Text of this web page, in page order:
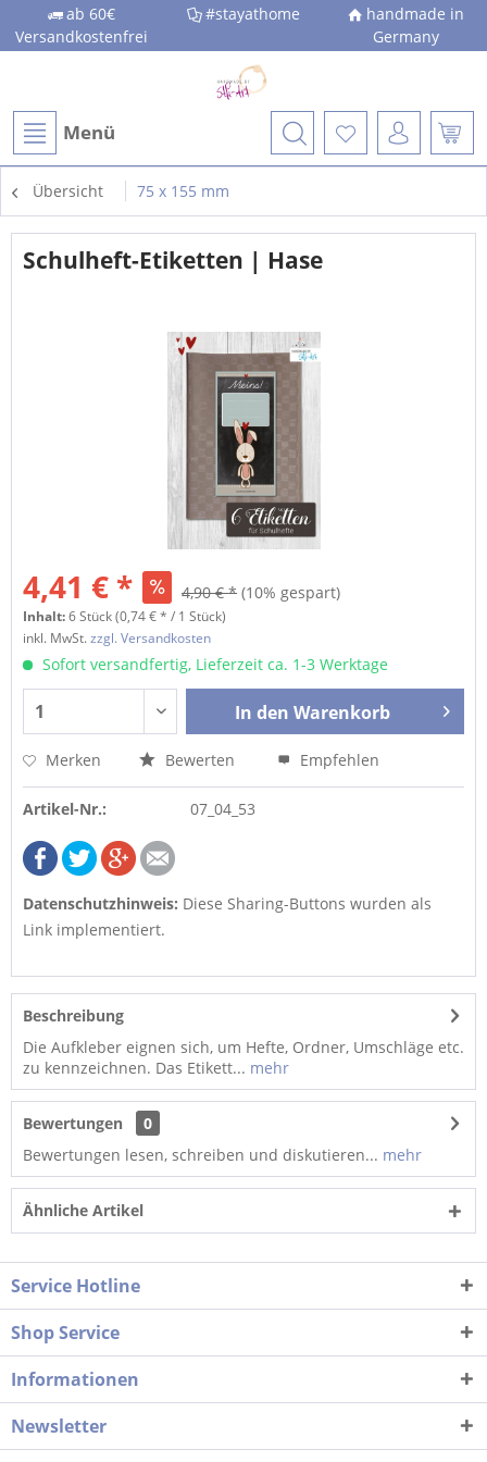
ab 60€
Versandkostenfrei
#stayathome
handmade in
Germany
Menü
Übersicht 75 x 155 mm
Schulheft-Etiketten | Hase
4,41 € * 4,90 € * (10% gespart)
Inhalt:6 Stück (0,74 € * / 1 Stück)
inkl. MwSt.zzgl. Versandkosten
Sofort versandfertig, Lieferzeit ca. 1-3 Werktage
In den Warenkorb
Merken Bewerten Empfehlen
Artikel-Nr.: 07_04_53
Datenschutzhinweis: Diese Sharing-Buttons wurden als
Link implementiert.
Beschreibung
Die Aufkleber eignen sich, um Hefte, Ordner, Umschläge etc.
zu kennzeichnen. Das Etikett... mehr
Bewertungen
0
Bewertungen lesen, schreiben und diskutieren... mehr
Ähnliche Artikel
Service Hotline
Shop Service
Informationen
Newsletter